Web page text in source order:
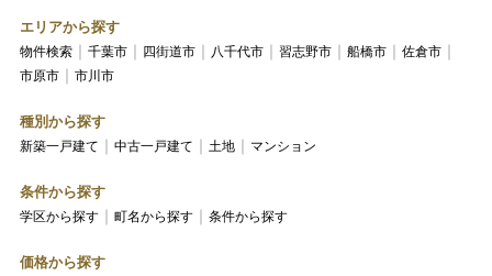
エリアから探す
物件検索 千葉市 四街道市 八千代市 習志野市 船橋市
佐倉市
市原市
市川市
種別から探す
新築一戸建て 中古一戸建て 土地 マンション
条件から探す
学区から探す 町名から探す 条件から探す
価格から探す